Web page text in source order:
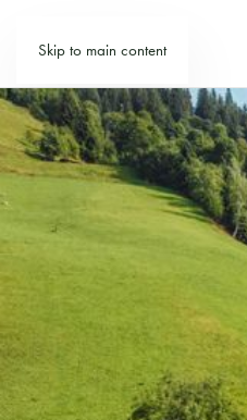
Skip to main content